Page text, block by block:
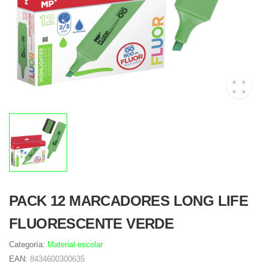
PACK 12 MARCADORES LONG LIFE
FLUORESCENTE VERDE
Categoría: Material escolar
EAN: 8434600300635